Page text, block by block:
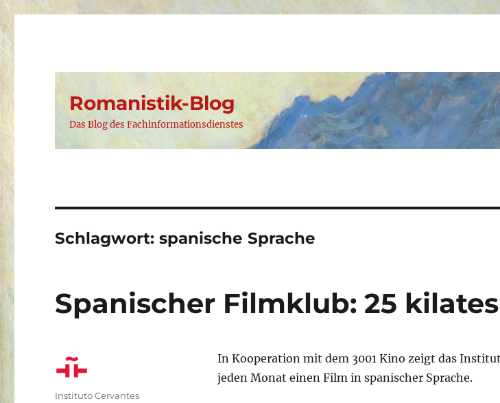
Romanistik-Blog
Das Blog des Fachinformationsdienstes
Schlagwort:spanische Sprache
Spanischer Filmklub: 25 kilates
In Kooperation mit dem 3001 Kino zeigt das
jeden Monat einen Film in spanischer Sprache.
Autor
Instituto Cervantes